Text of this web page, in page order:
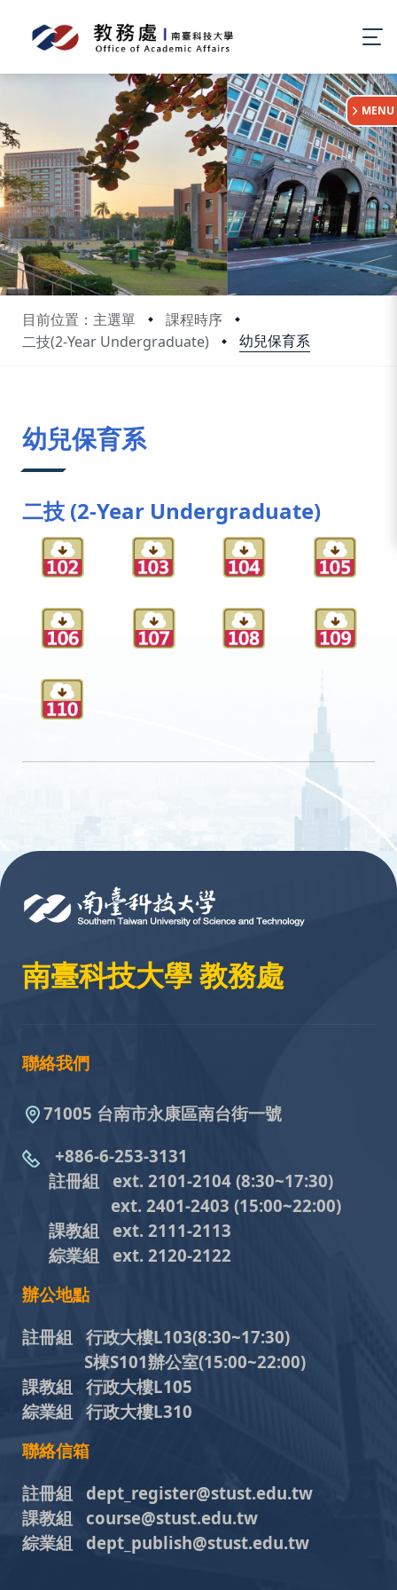
目前位置：主選單
課程時序
二技(2-Year Undergraduate)
幼兒保育系
:::
MENU
幼兒保育系
二技 (2-Year Undergraduate)
南臺科技大學 教務處
聯絡我們
71005 台南市永康區南台街一號
+886-6-253-3131
註冊組 ext. 2101-2104 (8:30~17:30)
ext. 2401-2403 (15:00~22:00)
課教組 ext. 2111-2113
綜業組
ext. 2120-2122
辦公地點
註冊組 行政大樓L103(8:30~17:30)
S棟S101辦公室(15:00~22:00)
課教組 行政大樓L105
綜業組 行政大樓L310
聯絡信箱
註冊組 dept_register@stust.edu.tw
課教組 course@stust.edu.tw
綜業組 dept_publish@stust.edu.tw